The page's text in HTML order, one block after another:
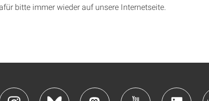
bitte immer wieder auf unsere Internetseite.